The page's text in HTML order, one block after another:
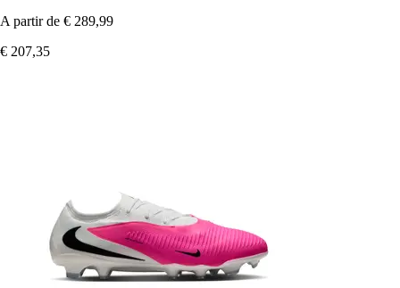
A partir de € 289,99
€ 207,35